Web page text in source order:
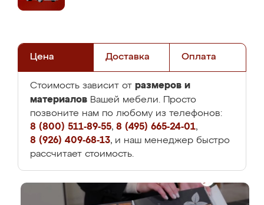
Цена Доставка Оплата
Стоимость зависит от размеров и
материалов Вашей мебели. Просто
позвоните нам по любому из телефонов:
8 (800) 511-89-55, 8 (495) 665-24-01,
8 (926) 409-68-13, и наш менеджер быстро
рассчитает стоимость.